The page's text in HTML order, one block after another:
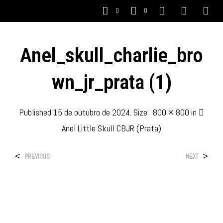
0 0
Anel_skull_charlie_bro
Wn_jr_prata (1)
Published 15 de outubro de 2024. Size: 800 × 800 in
Anel Little Skull CBJR (Prata)
< PREVIOUS NEXT >